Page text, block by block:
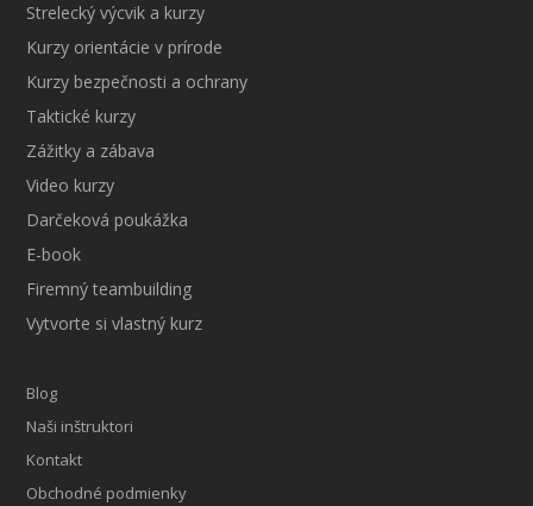
Strelecký výcvik a kurzy
Kurzy orientácie v prírode
Kurzy bezpečnosti a ochrany
Taktické kurzy
Zážitky a zábava
Video kurzy
Darčeková poukážka
E-book
Firemný teambuilding
Vytvorte si vlastný kurz
Blog
Naši inštruktori
Kontakt
Obchodné podmienky